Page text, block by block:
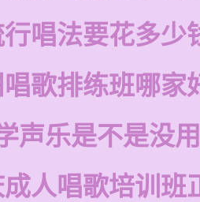
唱法要花多少
歌排练班哪家
声乐是不是没用
人唱歌培训班